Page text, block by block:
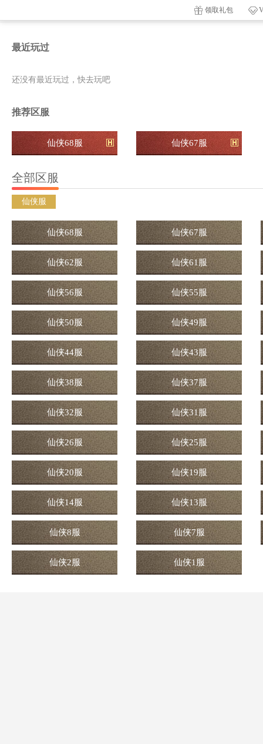
领取礼包
最近玩过
还没有最近玩过，快去玩吧
推荐区服
仙侠68服 仙侠67服
全部区服
仙侠服
仙侠68服 仙侠67服
仙侠62服 仙侠61服
仙侠56服 仙侠55服
仙侠50服 仙侠49服
仙侠44服 仙侠43服
仙侠38服 仙侠37服
仙侠32服 仙侠31服
仙侠26服 仙侠25服
仙侠20服 仙侠19服
仙侠14服 仙侠13服
仙侠8服 仙侠7服
仙侠2服 仙侠1服